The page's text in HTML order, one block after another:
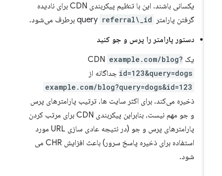
یکسانی باشند. این با تنظیم پیکربندی CDN برای نادیده
گرفتن پارامتر query referral\_id
برطرف می‌شود.
دستور پارامتر را پرس و جو کنید
example.com/blog?
id=123&query=dogsجداگانه از
example.com/blog?query=dogs&id=123
ذخیره می‌کند. برای اکثر سایت ها، ترتیب پارامترهای پرس
و جو مهم نیست، بنابراین پیکربندی CDN برای مرتب کردن
پارامترهای پرس و جو (در نتیجه عادی سازی URL مورد
استفاده برای ذخیره پاسخ سرور) باعث افزایش CHR می
شود.